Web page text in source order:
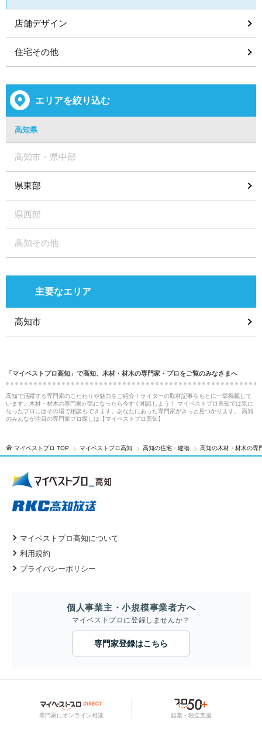
店舗デザイン
住宅その他
エリアを絞り込む
高知県
高知市・県中部
県東部
県西部
高知その他
主要なエリア
高知市
「マイベストプロ高知」で高知、木材・材木の専門家・プロをご覧のみなさまへ
高知で活躍する専門家のこだわりや魅力をご紹介！ライターの取材記事をもとに一挙掲載して
います。木材・材木の専門家が気になったら今すぐ相談しよう！ マイベストプロ高知では気に
なったプロにはその場で相談もできます。あなたにあった専門家がきっと見つかります。 高知
のみんなが注目の専門家プロ探しは【マイベストプロ高知】
マイベストプロ TOP マイベストプロ高知 高知の住宅・建物 高知の木材・材木の専
マイベストプロ高知について
利用規約
プライバシーポリシー
個人事業主・小規模事業者方へ
マイベストプロに登録しませんか？
専門家登録はこちら
専門家にオンライン相談 起業・独立支援